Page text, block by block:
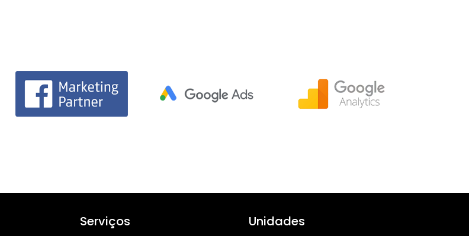
Serviços Unidades